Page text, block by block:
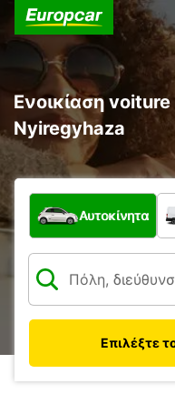
Ενοικίαση
Nyiregyhaza
Τι τύπος οχήματος;
Αυτοκίνητα
Επιλέξτε